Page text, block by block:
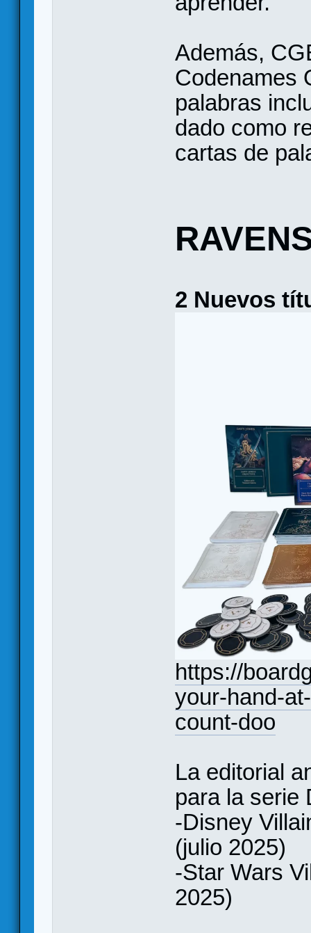
Además,
Codenames
palabras
dado como
cartas de
2 Nuevos
https://
your-hand-
count-doo
La editorial
para la serie
-Disney
(julio 2025)
-Star Wars
2025)